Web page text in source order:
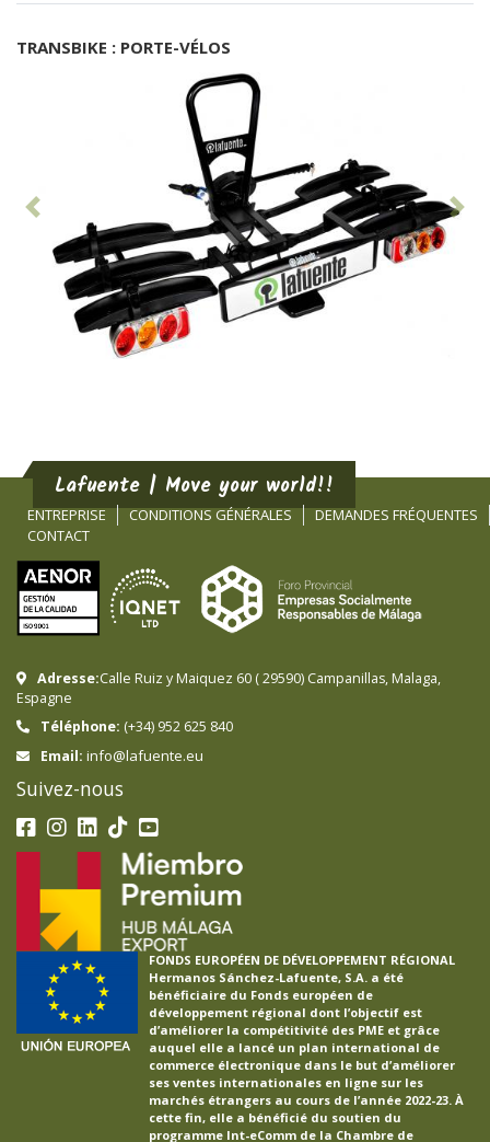
TRANSBIKE : PORTE-VÉLOS
Lafuente | Move your world!!
ENTREPRISE CONDITIONS GÉNÉRALES
DEMANDES FRÉQUENTES
CONTACT
Adresse:Calle Ruiz y Maiquez 60 (29590) Campanillas, Malaga,
Espagne
Téléphone: (+34) 952 625 840
Email: info@lafuente.eu
Suivez-nous
FONDS EUROPÉEN DE DÉVELOPPEMENT RÉGIONAL
Hermanos Sánchez-Lafuente, S.A. a été
bénéficiaire du Fonds européen de
développement régional dont l’objectif est
d’améliorer la compétitivité des PME et grâce
auquel elle a lancé un plan international de
commerce électronique dans le but d’améliorer
ses ventes internationales en ligne sur les
marchés étrangers au cours de l’année 2022-23. À
cette fin, elle a bénéficié du soutien du
programme Int-eComm de la Chambre de